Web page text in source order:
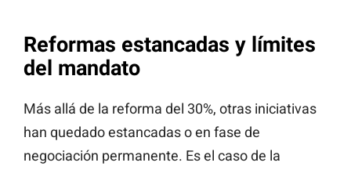
Reformas estancadas y límites
del mandato
Más allá de la reforma del 30%, otras iniciativas
han quedado estancadas o en fase de
negociación permanente. Es el caso de la